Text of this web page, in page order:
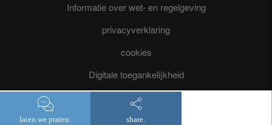
Informatie over wet- en regelgeving
privacyverklaring
cookies
Digitale toegankelijkheid
Fraudepreventie
laten we praten. share.